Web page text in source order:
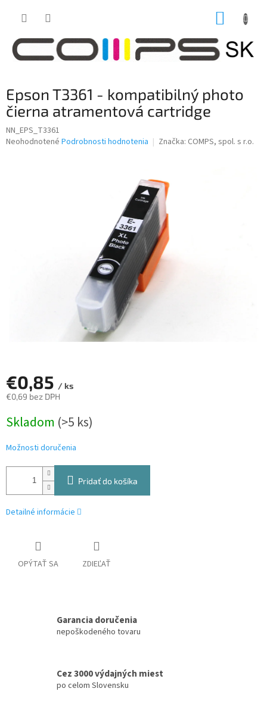
Epson T3361 - kompatibilný photo
čierna atramentová cartridge
NN_EPS_T3361
Priemerné
Neohodnotené Podrobnosti hodnotenia Značka: COMPS, spol. s r.o.
€0,85 / ks
€0,69 bez DPH
cena:
Skladom (>5 ks)
Možnosti doručenia
Pridať do košíka
Detailné informácie
OPÝTAŤ SA ZDIEĽAŤ
Garancia doručenia
nepoškodeného tovaru
Cez 3000 výdajných miest
po celom Slovensku